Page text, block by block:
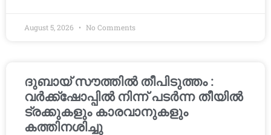
August 5, 2026 No Comments
ദുബായ് സൗത്തിൽ തീപിടുത്തം :
വർക്ക്‌ഷോപ്പിൽ നിന്ന് പടർന്ന തീയിൽ
ട്രക്കുകളും കാരവാനുകളും
കത്തിനശിച്ചു